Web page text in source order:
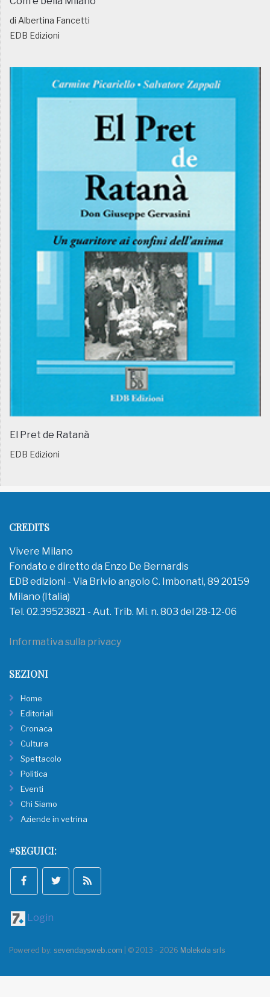
di Albertina Fancetti
EDB Edizioni
El Pret de Ratanà
EDB Edizioni
CREDITS
Vivere Milano
Fondato e diretto da Enzo De Bernardis
EDB edizioni - Via Brivio angolo C. Imbonati, 89 20159
Milano (Italia)
Tel. 02.39523821 - Aut. Trib. Mi. n. 803 del 28-12-06
Informativa sulla privacy
SEZIONI
Home
Editoriali
Cronaca
Cultura
Spettacolo
Politica
Eventi
Chi Siamo
Aziende in vetrina
#SEGUICI:
Login
Powered by: sevendaysweb.com | © 2013 - 2026 Molekola srls